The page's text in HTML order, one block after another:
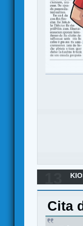
Cita